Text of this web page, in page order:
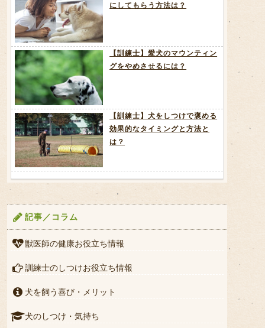
にしてもらう方法は？
【訓練士】愛犬のマウンティン
グをやめさせるには？
【訓練士】犬をしつけで褒める
効果的なタイミングと方法と
は？
記事／コラム
獣医師の健康お役立ち情報
訓練士のしつけお役立ち情報
犬を飼う喜び・メリット
犬のしつけ・気持ち